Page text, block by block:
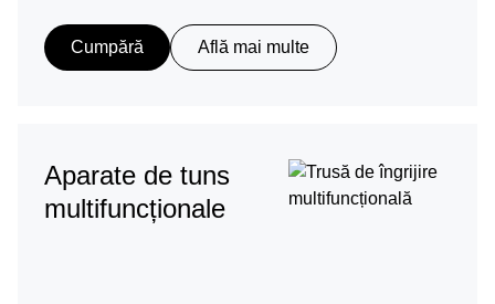
Cumpără Află mai multe
Aparate de tuns
multifuncționale